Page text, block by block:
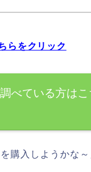
らをクリック
べている方はこ
購入しようかな